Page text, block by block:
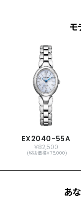
モ
EX2040-55A
￥82,500
(税抜価格￥75,000)
あ